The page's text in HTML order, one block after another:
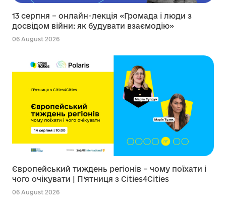
13 серпня – онлайн-лекція «Громада і люди з
досвідом війни: як будувати взаємодію»
06 August 2026
Європейський тиждень регіонів – чому поїхати і
чого очікувати | П’ятниця з Cities4Cities
06 August 2026